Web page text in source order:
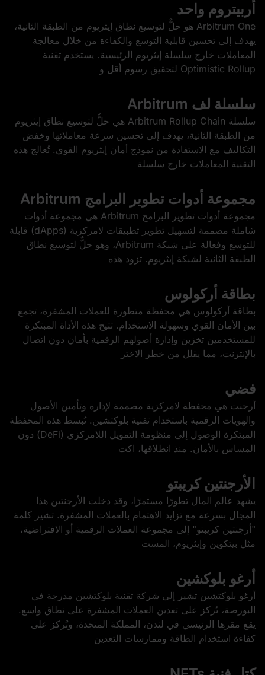
أربيتروم واحد
Arbitrum One هو حلٌّ لتوسيع نطاق إيثريوم من الطبقة الثانية،
يهدف إلى تحسين قابلية التوسع والكفاءة من خلال معالجة
المعاملات خارج سلسلة إيثريوم الرئيسية. يستخدم تقنية
Optimistic Rollup لتحقيق رسوم أقل و
سلسلة لف Arbitrum
سلسلة Arbitrum Rollup Chain هي حلٌّ لتوسيع نطاق إيثريوم
من الطبقة الثانية، يهدف إلى تحسين سرعة معاملاتها وخفض
التكاليف مع الاستفادة من نموذج أمان إيثريوم القوي. تُعالج هذه
التقنية المعاملات خارج سلسلة
مجموعة أدوات تطوير البرامج Arbitrum
مجموعة أدوات تطوير البرامج Arbitrum هي مجموعة أدوات
شاملة مصممة لتسهيل تطوير تطبيقات لامركزية (dApps) قابلة
للتوسع وفعالة على شبكة Arbitrum، وهو حلٌّ لتوسيع نطاق
الطبقة الثانية لشبكة إيثريوم. تزود هذه
بطاقة أركولوس
بطاقة أركولوس هي محفظة متطورة للعملات المشفرة، تجمع
بين الأمان القوي وسهولة الاستخدام. تتيح هذه الأداة المبتكرة
للمستخدمين تخزين وإدارة أصولهم الرقمية بأمان دون اتصال
بالإنترنت، مما يقلل من خطر الاختر
فضي
أرجنت هي محفظة لامركزية مصممة لإدارة وتأمين الأصول
والهويات الرقمية باستخدام تقنية بلوكتشين. تُبسط هذه المحفظة
المبتكرة الوصول إلى منظومة التمويل اللامركزي (DeFi) دون
المساس بالأمان. منذ انطلاقها، اكت
الأرجنتين كريبتو
يشهد عالم المال تطورًا مستمرًا، وقد دخلت الأرجنتين هذا
المجال بسرعة مع تزايد الاهتمام بالعملات المشفرة. تشير كلمة
"أرجنتين كريبتو" إلى مجموعة العملات الرقمية أو الافتراضية،
مثل بيتكوين وإيثريوم، المست
أرغو بلوكشين
أرغو بلوكتشين تشير إلى شركة تقنية بلوكتشين مدرجة في
البورصة، تُركز على تعدين العملات المشفرة على نطاق واسع.
يقع مقرها الرئيسي في لندن، المملكة المتحدة، وتُركز على
كفاءة استخدام الطاقة وممارسات التعدين